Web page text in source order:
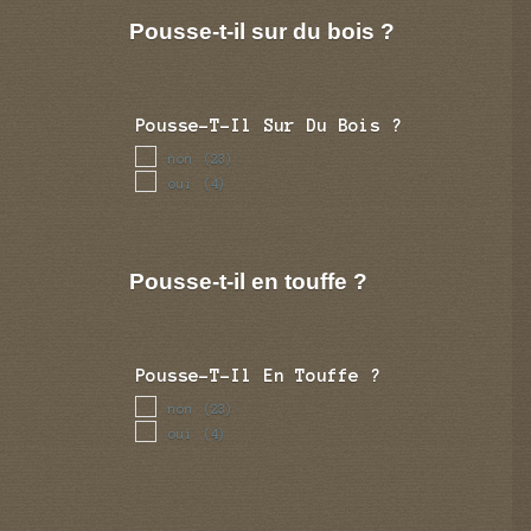
Pousse-t-il sur du bois ?
Pousse-T-Il Sur Du Bois ?
non (23)
oui (4)
Pousse-t-il en touffe ?
Pousse-T-Il En Touffe ?
non (23)
oui (4)